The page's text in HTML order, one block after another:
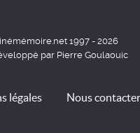
1997 - 2026
par Pierre Goulaouic
légales Nous contacter